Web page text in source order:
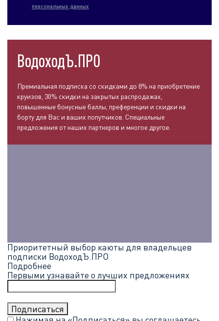
персональных данных
ВодоходЪ.ПРО
Премиальная подписка со скидками до 8% на приобретение
круизов, 30% скидки на закрытых распродажах,
повышенные бонусные баллы, преференции и скидки на
борту для Вас и ваших попутчиков. Специальные
предложения от наших партнеров и многое другое.
Приоритетный выбор каюты для владельцев
подписки ВодоходЪ.ПРО
Подробнее
Первыми узнавайте о лучших предложениях